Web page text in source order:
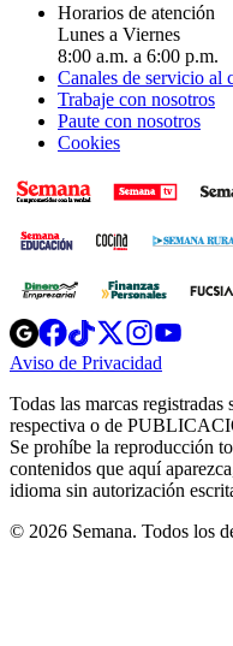
Horarios de atención
Lunes a Viernes
8:00 a.m. a 6:00 p.m.
Canales de servicio al
Trabaje con nosotros
Paute con nosotros
Cookies
Opens
in
new
Opens
in
new
Opens
in
new
window
Opens
new
window
Aviso de Privacidad
new
window
Todas las marcas
respectiva o de
Se prohíbe la reproducción
contenidos que aquí
idioma sin autorización
© 2026 Semana. Todos los